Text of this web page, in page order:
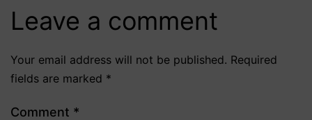
Leave a comment
Your email address will not be published. Required
fields are marked *
Comment *